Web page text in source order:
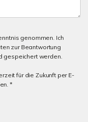
genommen. Ich
zur Beantwortung
gespeichert werden.
für die Zukunft per E-
*